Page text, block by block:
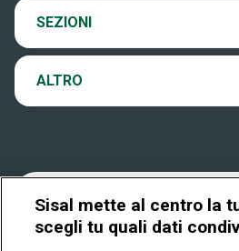
VinciCasa
Play Your Date
SEZIONI
Archivio estrazioni
Verifica vincite
News
ALTRO
Contatti
Notifiche
Cookies
Sisal mette al centro la
scegli tu quali dati